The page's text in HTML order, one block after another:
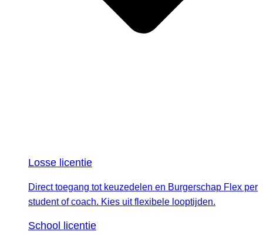
Losse licentie
Direct toegang tot keuzedelen en Burgerschap Flex per
student of coach. Kies uit flexibele looptijden.
School licentie